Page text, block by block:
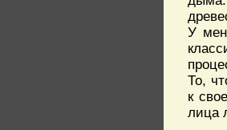
У
То,
к
лица